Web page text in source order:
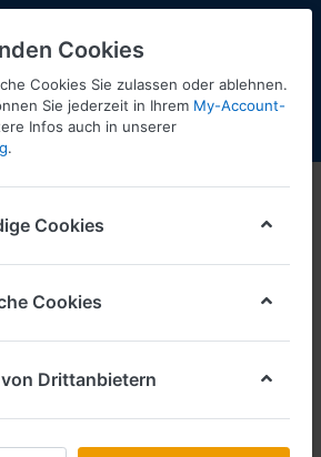
Shopaktualisierung
Cookies
Cookies Sie zulassen oder ablehnen.
Sie jederzeit in Ihrem My-Account-
Infos auch in unserer
.
Cookies
Cookies
Drittanbietern